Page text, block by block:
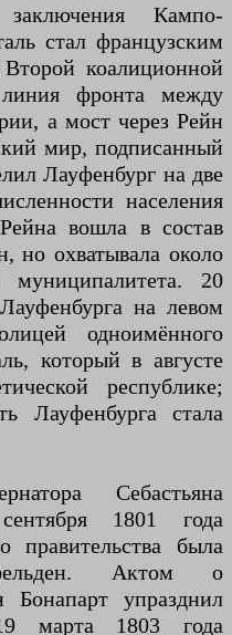
Кампо-
стал французским
коалиционной
фронта между
а мост через Рейн
мир, подписанный
Лауфенбург на две
населения
вошла в состав
но охватывала около
муниципалитета. 20
на левом
одноимённого
который в августе
республике;
Лауфенбурга стала
Себастьяна
1801 года
правительства была
Актом о
Бонапарт упразднил
марта 1803 года